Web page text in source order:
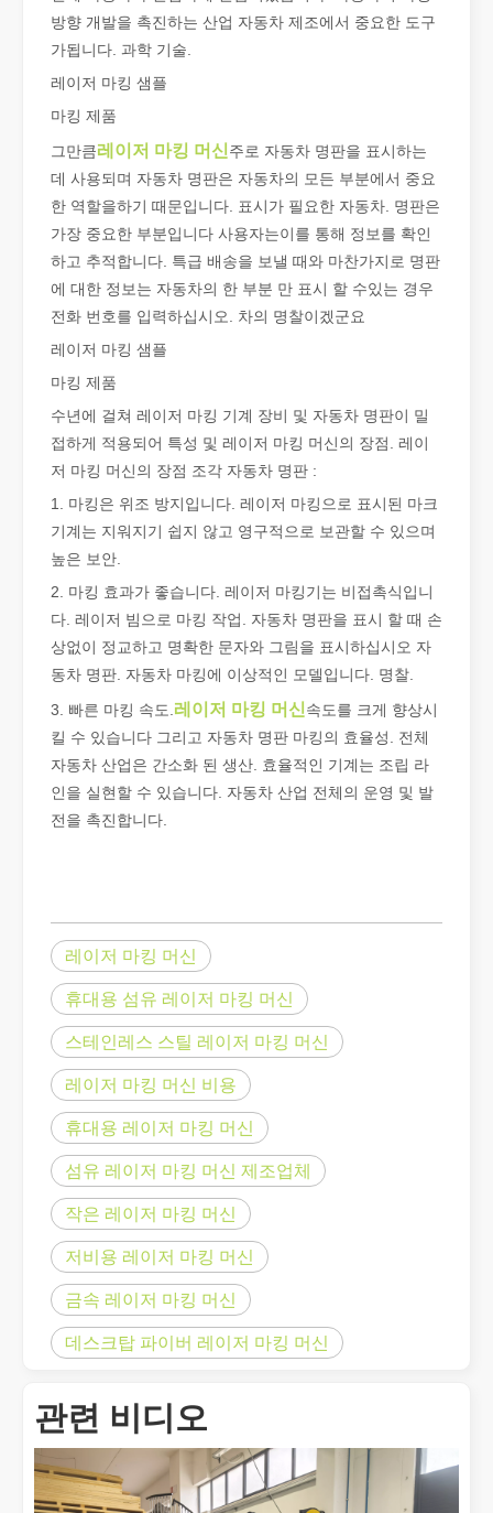
튜브 레이저 절단이란 무엇입니까?
튜브 레이저 절단은 빠르게 발전하는 제조 산업의 핵심 기술입니
작업 파트너를 선택하는 방법: 레이저 절단기
레이저 절단 금속은 금속 가공에 널리 사용되는 정밀 방법입니다.
금속 시트의 레이저 절단은 널리 사용되는 절단 방법입니다.
금속 시트의 레이저 절단은 널리 사용되는 절단 방법입니다. 정확
좋은 선택인가요? 레이저 용접은 얼마나 강력합니까?
레이저 용접은 뛰어난 정밀도와 효율성으로 현대 제조에 혁명을
방향 개발을 촉진하는 산업 자동차 제조에서 중요한 도구
가됩니다. 과학 기술.
레이저 마킹 샘플
마킹 제품
그만큼레이저 마킹 머신주로 자동차 명판을 표시하는
데 사용되며 자동차 명판은 자동차의 모든 부분에서 중요
한 역할을하기 때문입니다. 표시가 필요한 자동차. 명판은
가장 중요한 부분입니다 사용자는이를 통해 정보를 확인
하고 추적합니다. 특급 배송을 보낼 때와 마찬가지로 명판
에 대한 정보는 자동차의 한 부분 만 표시 할 수있는 경우
전화 번호를 입력하십시오. 차의 명찰이겠군요
레이저 마킹 샘플
마킹 제품
수년에 걸쳐 레이저 마킹 기계 장비 및 자동차 명판이 밀
접하게 적용되어 특성 및 레이저 마킹 머신의 장점. 레이
저 마킹 머신의 장점 조각 자동차 명판 :
1. 마킹은 위조 방지입니다. 레이저 마킹으로 표시된 마크
기계는 지워지기 쉽지 않고 영구적으로 보관할 수 있으며
높은 보안.
2. 마킹 효과가 좋습니다. 레이저 마킹기는 비접촉식입니
다. 레이저 빔으로 마킹 작업. 자동차 명판을 표시 할 때 손
상없이 정교하고 명확한 문자와 그림을 표시하십시오 자
동차 명판. 자동차 마킹에 이상적인 모델입니다. 명찰.
3. 빠른 마킹 속도. 레이저 마킹 머신속도를 크게 향상시
킬 수 있습니다 그리고 자동차 명판 마킹의 효율성. 전체
자동차 산업은 간소화 된 생산. 효율적인 기계는 조립 라
인을 실현할 수 있습니다. 자동차 산업 전체의 운영 및 발
전을 촉진합니다.
레이저 마킹 머신
휴대용 섬유 레이저 마킹 머신
스테인레스 스틸 레이저 마킹 머신
레이저 마킹 머신 비용
휴대용 레이저 마킹 머신
섬유 레이저 마킹 머신 제조업체
작은 레이저 마킹 머신
저비용 레이저 마킹 머신
금속 레이저 마킹 머신
데스크탑 파이버 레이저 마킹 머신
관련 비디오